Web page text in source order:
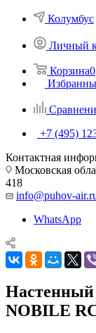
Колумбус
Личный
Корзина0
+7 (495)
Контактная
Московская
418
info@puhov-
WhatsApp
Настенный
NOBILE